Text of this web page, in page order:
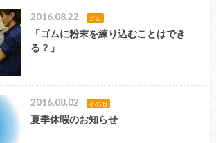
2016.08.22 ゴム
「ゴムに粉末を練り込むことはでき
る？」
2016.08.02 その他
夏季休暇のお知らせ